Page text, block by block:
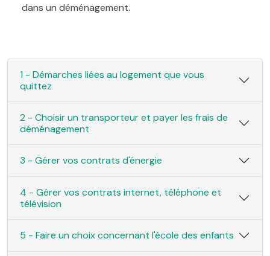
dans un déménagement.
1 - Démarches liées au logement que vous
quittez
2 - Choisir un transporteur et payer les frais de
déménagement
3 - Gérer vos contrats d'énergie
4 - Gérer vos contrats internet, téléphone et
télévision
5 - Faire un choix concernant l'école des enfants